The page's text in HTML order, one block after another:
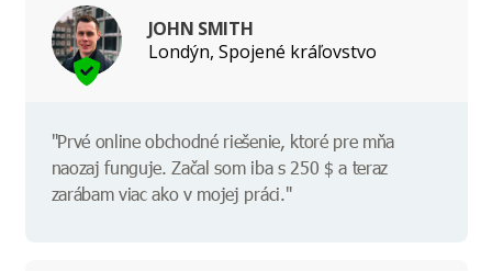
JOHN SMITH
Londýn, Spojené kráľovstvo
"Prvé online obchodné riešenie, ktoré pre mňa
naozaj funguje. Začal som iba s 250 $ a teraz
zarábam viac ako v mojej práci."